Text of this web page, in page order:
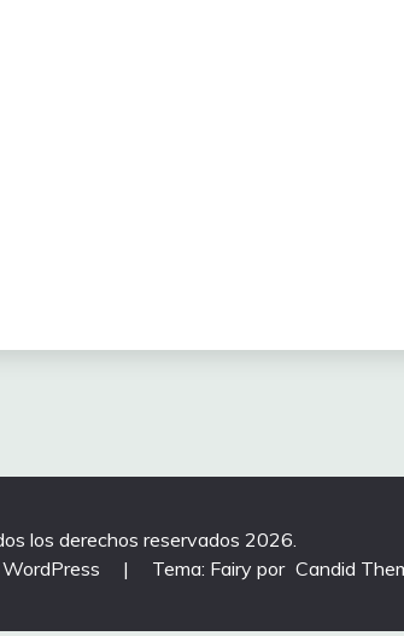
los derechos reservados 2026.
| Tema: Fairy por Candid